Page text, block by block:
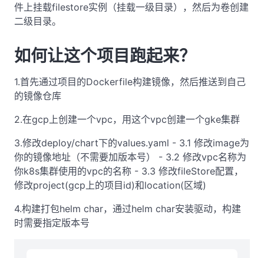
件上挂载filestore实例（挂载一级目录），然后为卷创建
二级目录。
如何让这个项目跑起来？
1.首先通过项目的Dockerfile构建镜像，然后推送到自己
的镜像仓库
2.在gcp上创建一个vpc，用这个vpc创建一个gke集群
3.修改deploy/chart下的values.yaml - 3.1 修改image为
你的镜像地址（不需要加版本号） - 3.2 修改vpc名称为
你k8s集群使用的vpc的名称 - 3.3 修改fileStore配置，
修改project(gcp上的项目id)和location(区域)
4.构建打包helm char，通过helm char安装驱动，构建
时需要指定版本号